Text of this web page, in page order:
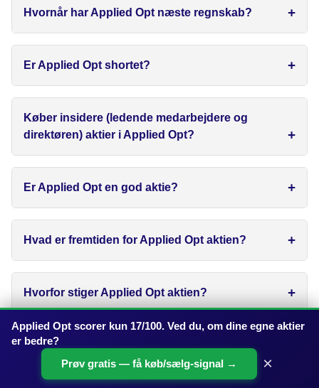
Hvornår har Applied Opt næste regnskab?
Er Applied Opt shortet?
Køber insidere (ledende medarbejdere og
direktøren) aktier i Applied Opt?
Er Applied Opt en god aktie?
Hvad er fremtiden for Applied Opt aktien?
Hvorfor stiger Applied Opt aktien?
Hvor meget kan Applied Opt stige?
Applied Opt scorer kun 17/100. Ved du, om dine egne aktier
er bedre?
Prøv gratis — få køb/sælg-signal →
×